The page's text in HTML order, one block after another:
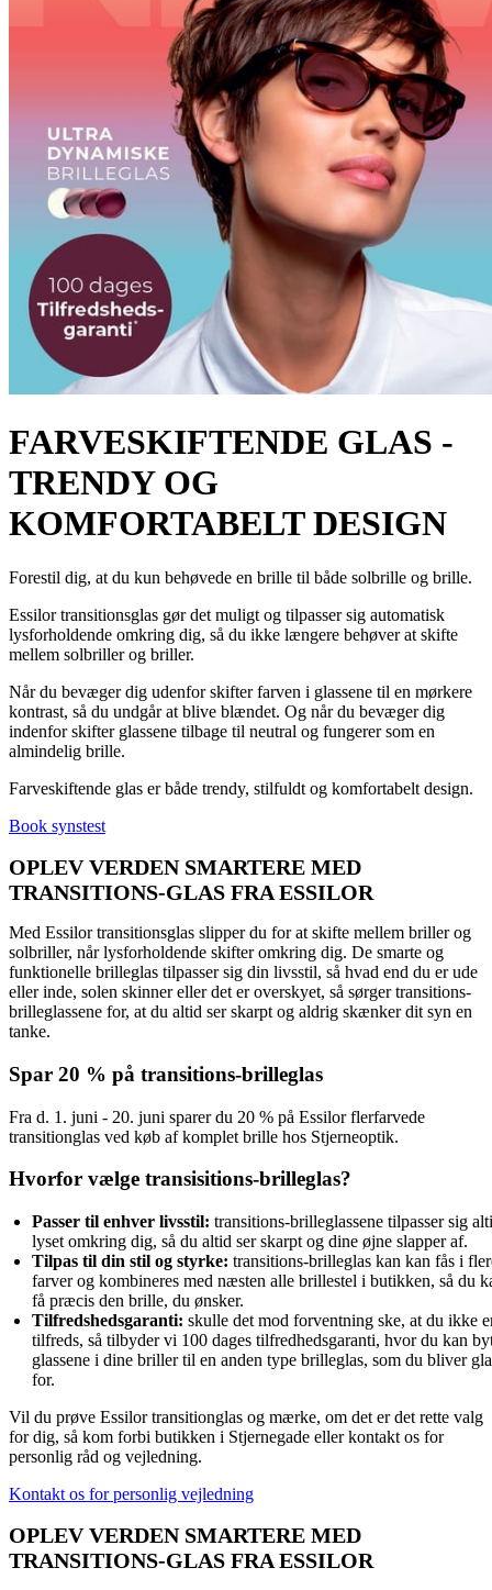
FARVESKIFTENDE GLAS -
TRENDY OG
KOMFORTABELT DESIGN
Forestil dig, at du kun behøvede en brille til både solbrille og brille.
Essilor transitionsglas gør det muligt og tilpasser sig automatisk
lysforholdende omkring dig, så du ikke længere behøver at skifte
mellem solbriller og briller.
Når du bevæger dig udenfor skifter farven i glassene til en mørkere
kontrast, så du undgår at blive blændet. Og når du bevæger dig
indenfor skifter glassene tilbage til neutral og fungerer som en
almindelig brille.
Farveskiftende glas er både trendy, stilfuldt og komfortabelt design.
Book synstest
OPLEV VERDEN SMARTERE MED
TRANSITIONS-GLAS FRA ESSILOR
Med Essilor transitionsglas slipper du for at skifte mellem briller og
solbriller, når lysforholdende skifter omkring dig. De smarte og
funktionelle brilleglas tilpasser sig din livsstil, så hvad end du er ude
eller inde, solen skinner eller det er overskyet, så sørger transitions-
brilleglassene for, at du altid ser skarpt og aldrig skænker dit syn en
tanke.
Spar 20 % på transitions-brilleglas
Fra d. 1. juni - 20. juni sparer du 20 % på Essilor flerfarvede
transitionglas ved køb af komplet brille hos Stjerneoptik.
Hvorfor vælge transisitions-brilleglas?
Passer til enhver livsstil: transitions-brilleglassene tilpasser sig
lyset omkring dig, så du altid ser skarpt og dine øjne slapper af.
Tilpas til din stil og styrke: transitions-brilleglas kan kan fås i
farver og kombineres med næsten alle brillestel i butikken, så du
få præcis den brille, du ønsker.
Tilfredshedsgaranti: skulle det mod forventning ske, at du ikke
tilfreds, så tilbyder vi 100 dages tilfredhedsgaranti, hvor du kan
glassene i dine briller til en anden type brilleglas, som du bliver
for.
Vil du prøve Essilor transitionglas og mærke, om det er det rette valg
for dig, så kom forbi butikken i Stjernegade eller kontakt os for
personlig råd og vejledning.
Kontakt os for personlig vejledning
OPLEV VERDEN SMARTERE MED
TRANSITIONS-GLAS FRA ESSILOR